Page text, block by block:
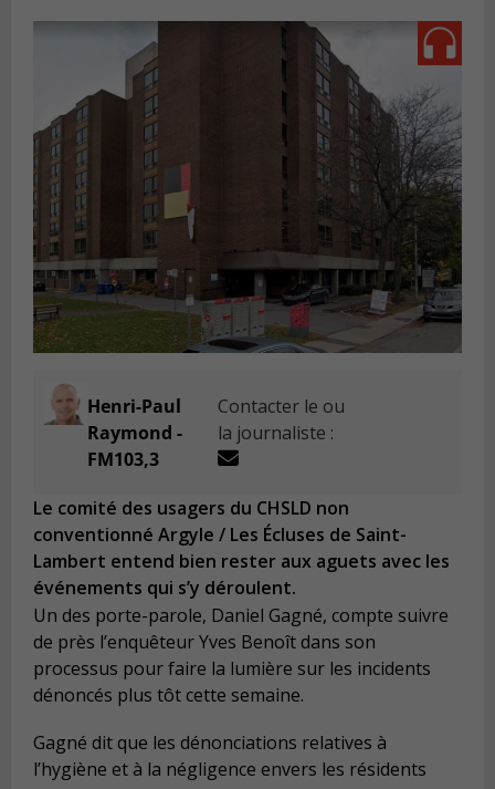
Henri-Paul
Raymond -
FM103,3
Contacter le ou
la journaliste :
Le comité des usagers du CHSLD non
conventionné Argyle / Les Écluses de Saint-
Lambert entend bien rester aux aguets avec les
événements qui s’y déroulent.
Un des porte-parole, Daniel Gagné, compte suivre
de près l’enquêteur Yves Benoît dans son
processus pour faire la lumière sur les incidents
dénoncés plus tôt cette semaine.
Gagné dit que les dénonciations relatives à
l’hygiène et à la négligence envers les résidents